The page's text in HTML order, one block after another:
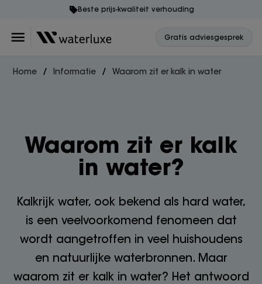
Beste prijs-kwaliteit verhouding
Gratis adviesgesprek
Home Informatie Waarom zit er kalk in water
Waarom zit er kalk
in water?
Kalkrijk water, ook bekend als hard water,
is een veelvoorkomend fenomeen dat
wordt aangetroffen in veel huishoudens
en natuurlijke waterbronnen. Maar
waarom zit er kalk in water? Het antwoord